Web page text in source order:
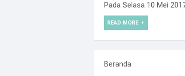
Pada Selasa 10 Mei
READ MORE
Beranda